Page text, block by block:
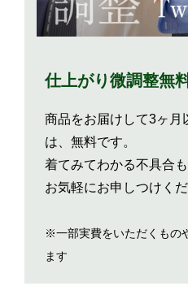
仕上がり微調整無
商品をお届けして3ヶ月
は、無料です。
着てみてわかる不具合
お気軽にお申しつけくだ
※一部実費をいただくもの
ます